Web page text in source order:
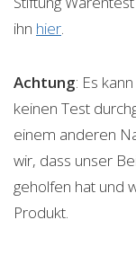
ihn hier.
Achtung: Es
keinen Test
einem anderen
wir, dass unser
geholfen hat und
Produkt.